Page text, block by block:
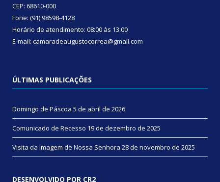
CEP: 68610-000
Fone: (91) 98598-4128
Horário de atendimento: 08:00 às 13:00
E-mail: camaradeaugustocorrea@gmail.com
ÚLTIMAS PUBLICAÇÕES
Domingo de Páscoa 5 de abril de 2026
Comunicado de Recesso 19 de dezembro de 2025
Visita da Imagem de Nossa Senhora 28 de novembro de 2025
DESENVOLVIDO POR CR2